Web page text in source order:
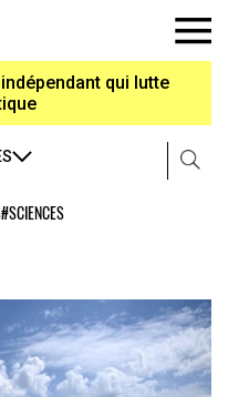
qui lutte
#SCIENCES